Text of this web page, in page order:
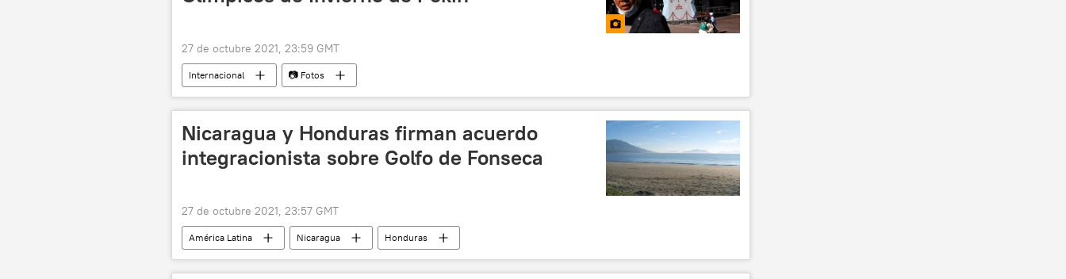
27 de octubre 2021, 23:59 GMT
Internacional 📷 Fotos
Nicaragua y Honduras firman acuerdo
integracionista sobre Golfo de Fonseca
27 de octubre 2021, 23:57 GMT
América Latina Nicaragua Honduras